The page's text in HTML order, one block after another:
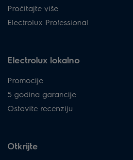
Pročitajte više
Electrolux Professional
Electrolux lokalno
Promocije
5 godina garancije
Ostavite recenziju
Otkrijte